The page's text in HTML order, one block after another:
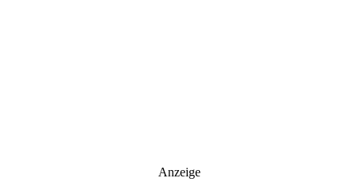
Anzeige